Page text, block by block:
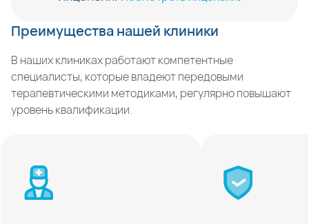
Преимущества нашей клиники
В наших клиниках работают компетентные
специалисты, которые владеют передовыми
терапевтическими методиками, регулярно повышают
уровень квалификации.